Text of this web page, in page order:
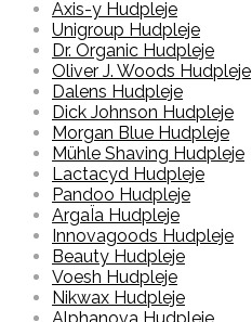
Axis-y Hudpleje
Unigroup Hudpleje
Dr. Organic Hudpleje
Oliver J. Woods Hudpleje
Dalens Hudpleje
Dick Johnson Hudpleje
Morgan Blue Hudpleje
Mühle Shaving Hudpleje
Lactacyd Hudpleje
Pandoo Hudpleje
ArgaÏa Hudpleje
Innovagoods Hudpleje
Beauty Hudpleje
Voesh Hudpleje
Nikwax Hudpleje